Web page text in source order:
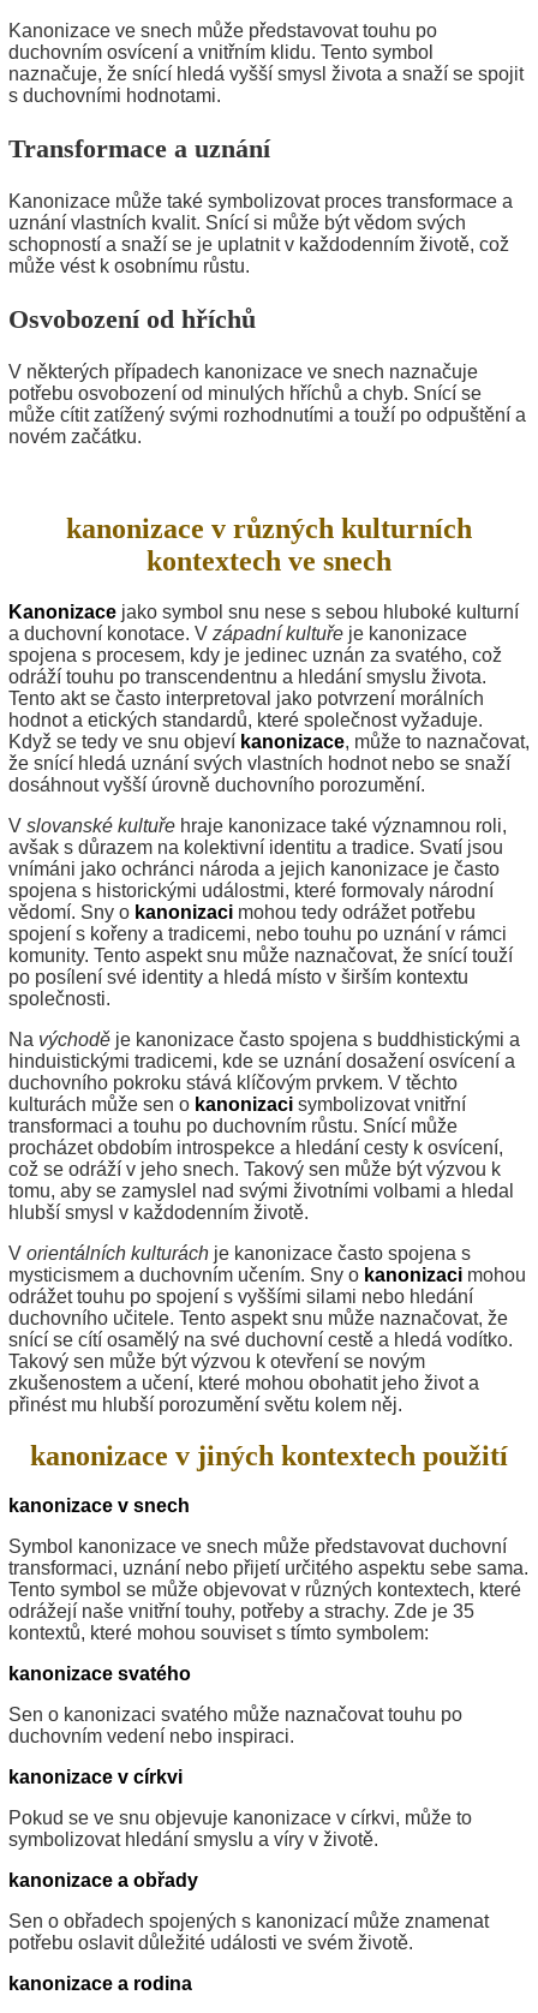
Kanonizace ve snech může představovat touhu po
duchovním osvícení a vnitřním klidu. Tento symbol
naznačuje, že snící hledá vyšší smysl života a snaží se spojit
s duchovními hodnotami.
Transformace a uznání
Kanonizace může také symbolizovat proces transformace a
uznání vlastních kvalit. Snící si může být vědom svých
schopností a snaží se je uplatnit v každodenním životě, což
může vést k osobnímu růstu.
Osvobození od hříchů
V některých případech kanonizace ve snech naznačuje
potřebu osvobození od minulých hříchů a chyb. Snící se
může cítit zatížený svými rozhodnutími a touží po odpuštění a
novém začátku.
kanonizace v různých kulturních
kontextech ve snech
Kanonizace jako symbol snu nese s sebou hluboké kulturní
a duchovní konotace. V západní kultuře je kanonizace
spojena s procesem, kdy je jedinec uznán za svatého, což
odráží touhu po transcendentnu a hledání smyslu života.
Tento akt se často interpretoval jako potvrzení morálních
hodnot a etických standardů, které společnost vyžaduje.
Když se tedy ve snu objeví kanonizace, může to naznačovat,
že snící hledá uznání svých vlastních hodnot nebo se snaží
dosáhnout vyšší úrovně duchovního porozumění.
V slovanské kultuře hraje kanonizace také významnou roli,
avšak s důrazem na kolektivní identitu a tradice. Svatí jsou
vnímáni jako ochránci národa a jejich kanonizace je často
spojena s historickými událostmi, které formovaly národní
vědomí. Sny o kanonizaci mohou tedy odrážet potřebu
spojení s kořeny a tradicemi, nebo touhu po uznání v rámci
komunity. Tento aspekt snu může naznačovat, že snící touží
po posílení své identity a hledá místo v širším kontextu
společnosti.
Na východě je kanonizace často spojena s buddhistickými a
hinduistickými tradicemi, kde se uznání dosažení osvícení a
duchovního pokroku stává klíčovým prvkem. V těchto
kulturách může sen o kanonizaci symbolizovat vnitřní
transformaci a touhu po duchovním růstu. Snící může
procházet obdobím introspekce a hledání cesty k osvícení,
což se odráží v jeho snech. Takový sen může být výzvou k
tomu, aby se zamyslel nad svými životními volbami a hledal
hlubší smysl v každodenním životě.
V orientálních kulturách je kanonizace často spojena s
mysticismem a duchovním učením. Sny o kanonizaci mohou
odrážet touhu po spojení s vyššími silami nebo hledání
duchovního učitele. Tento aspekt snu může naznačovat, že
snící se cítí osamělý na své duchovní cestě a hledá vodítko.
Takový sen může být výzvou k otevření se novým
zkušenostem a učení, které mohou obohatit jeho život a
přinést mu hlubší porozumění světu kolem něj.
kanonizace v jiných kontextech použití
kanonizace v snech
Symbol kanonizace ve snech může představovat duchovní
transformaci, uznání nebo přijetí určitého aspektu sebe sama.
Tento symbol se může objevovat v různých kontextech, které
odrážejí naše vnitřní touhy, potřeby a strachy. Zde je 35
kontextů, které mohou souviset s tímto symbolem:
kanonizace svatého
Sen o kanonizaci svatého může naznačovat touhu po
duchovním vedení nebo inspiraci.
kanonizace v církvi
Pokud se ve snu objevuje kanonizace v církvi, může to
symbolizovat hledání smyslu a víry v životě.
kanonizace a obřady
Sen o obřadech spojených s kanonizací může znamenat
potřebu oslavit důležité události ve svém životě.
kanonizace a rodina